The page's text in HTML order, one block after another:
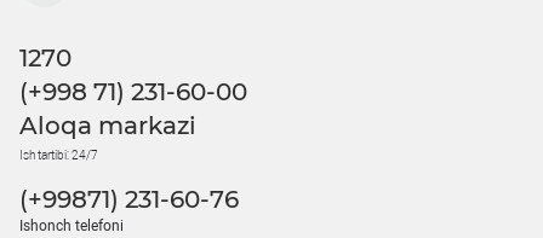
1270
(+998 71) 231-60-00
Aloqa markazi
Ish tartibi: 24/7
(+99871) 231-60-76
Ishonch telefoni